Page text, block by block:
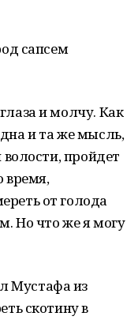
сапсем
и молчу. Как
и та же мысль,
пройдет
время,
от голода
Но что же я могу
Мустафа из
скотину в